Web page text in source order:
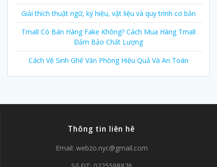
Giải thích thuật ngữ, ký hiệu, vật liệu và quy trình cơ bản
Tmall Có Bán Hàng Fake Không? Cách Mua Hàng Tmall
Đảm Bảo Chất Lượng
Cách Vệ Sinh Ghế Văn Phòng Hiệu Quả Và An Toàn
Thông tin liên hê
Email: webzo.nyc@gmail.com